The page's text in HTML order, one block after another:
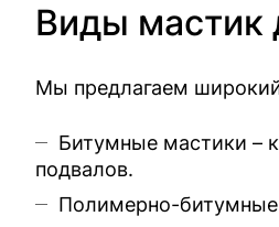
Виды мастик
Мы предлагаем
Битумные мастики –
подвалов.
Полимерно-битумные